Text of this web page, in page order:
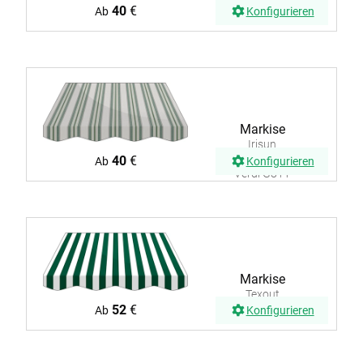
R853
Ab 40€ Konfigurieren
Markise
Irisun
Fantasie
Verdi G811
Ab 40€ Konfigurieren
Markise
Texout
Streifen 108
Ab 52€ Konfigurieren